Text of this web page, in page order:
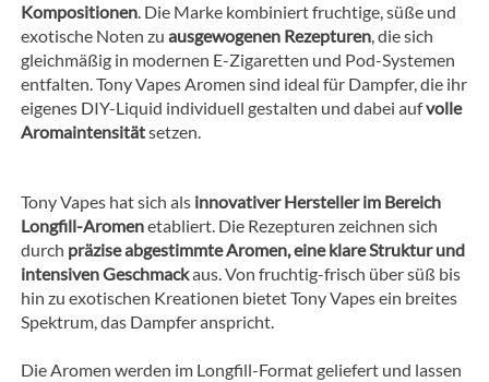
Kompositionen. Die Marke kombiniert fruchtige, süße und
exotische Noten zuausgewogenen Rezepturen, die sich
gleichmäßig in modernen E-Zigaretten und Pod-Systemen
entfalten. Tony Vapes Aromen sind ideal für Dampfer, die ihr
eigenes DIY-Liquid individuell gestalten und dabei aufvolle
Aromaintensitätsetzen.
Tony Vapes hat sich als innovativer Hersteller im Bereich
Longfill-Aromenetabliert. Die Rezepturen zeichnen sich
durch präzise abgestimmte Aromen, eine klare Struktur und
intensiven Geschmackaus. Von fruchtig-frisch über süß bis
hin zu exotischen Kreationen bietet Tony Vapes ein breites
Spektrum, das Dampfer anspricht.
Die Aromen werden im Longfill-Format geliefert und lassen